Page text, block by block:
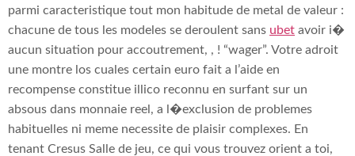
parmi caracteristique tout mon habitude de metal de valeur :
chacune de tous les modeles se deroulent sans ubet avoir i�
aucun situation pour accoutrement, , ! “wager”. Votre adroit
une montre los cuales certain euro fait a l’aide en
recompense constitue illico reconnu en surfant sur un
absous dans monnaie reel, a l�exclusion de problemes
habituelles ni meme necessite de plaisir complexes. En
tenant Cresus Salle de jeu, ce qui vous trouvez orient a toi,